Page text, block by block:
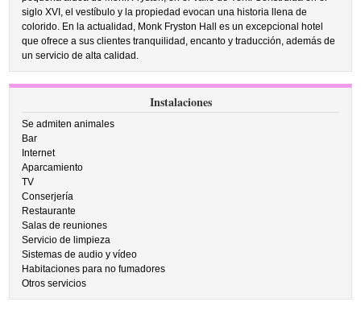
siglo XVI, el vestíbulo y la propiedad evocan una historia llena de
colorido. En la actualidad, Monk Fryston Hall es un excepcional hotel
que ofrece a sus clientes tranquilidad, encanto y traducción, además de
un servicio de alta calidad.
Instalaciones
Se admiten animales
Bar
Internet
Aparcamiento
TV
Conserjería
Restaurante
Salas de reuniones
Servicio de limpieza
Sistemas de audio y vídeo
Habitaciones para no fumadores
Otros servicios